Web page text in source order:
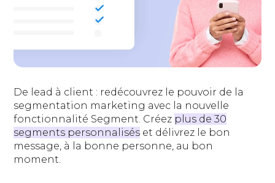
De lead à client : redécouvrez le pouvoir de la
segmentation marketing avec la nouvelle
fonctionnalité Segment. Créez plus de 30
segments personnalisés et délivrez le bon
message, à la bonne personne, au bon
moment.